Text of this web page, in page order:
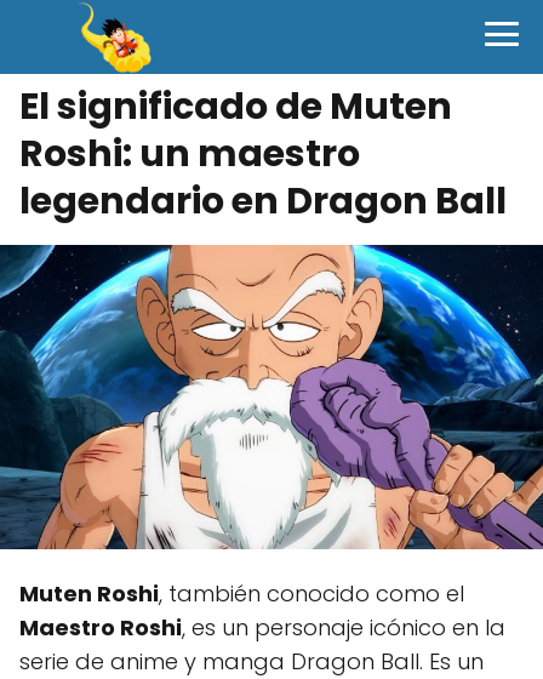
El significado de Muten
Roshi: un maestro
legendario en Dragon Ball
Muten Roshi, también conocido como el
Maestro Roshi, es un personaje icónico en la
serie de anime y manga Dragon Ball. Es un